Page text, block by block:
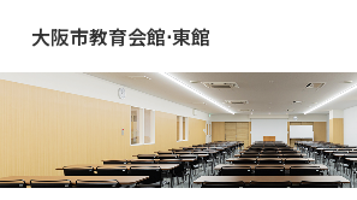
大阪市教育会館⋅東館